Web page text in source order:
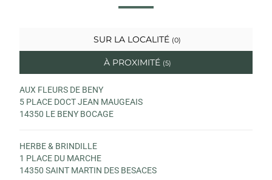
SUR LA LOCALITÉ (0)
À PROXIMITÉ (5)
AUX FLEURS DE BENY
5 PLACE DOCT JEAN MAUGEAIS
14350 LE BENY BOCAGE
HERBE & BRINDILLE
1 PLACE DU MARCHE
14350 SAINT MARTIN DES BESACES